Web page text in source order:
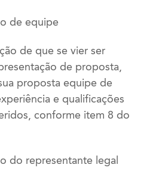
de equipe
de que se vier ser
de proposta,
proposta equipe de
e qualificações
conforme item 8 do
do representante legal